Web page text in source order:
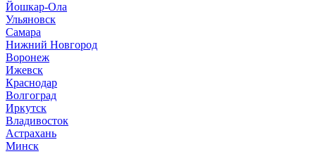
Йошкар-Ола
Ульяновск
Самара
Нижний Новгород
Воронеж
Ижевск
Краснодар
Волгоград
Иркутск
Владивосток
Астрахань
Минск